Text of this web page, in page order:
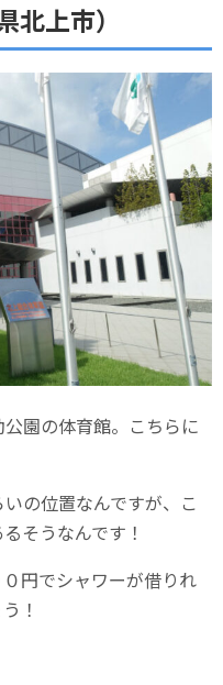
上市）
園の体育館。こちらに
の位置なんですが、こ
そうなんです！
円でシャワーが借りれ
！